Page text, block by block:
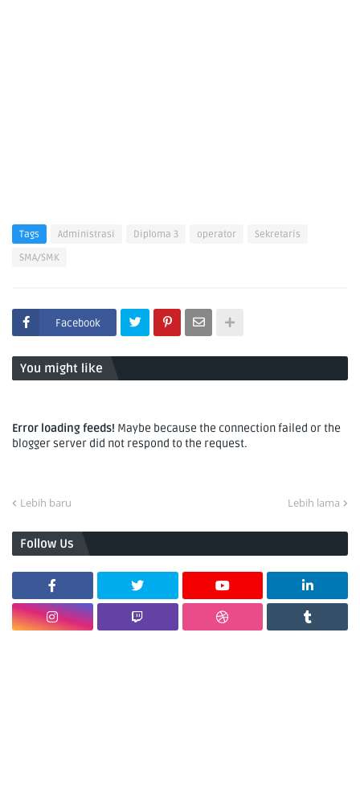
Tags Administrasi Diploma 3 operator
Sekretaris
SMA/SMK
Facebook
You might like
Error loading feeds! Maybe because the connection failed or the
blogger server did not respond to the request.
Lebih baru Lebih lama
Follow Us